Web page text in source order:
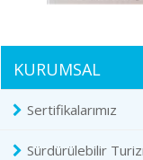
KURUMSAL
Sertifikalarımız
Sürdürülebilir